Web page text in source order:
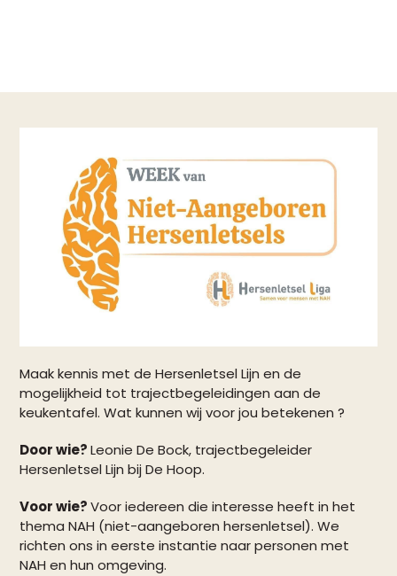
Maak kennis met de Hersenletsel Lijn en de
mogelijkheid tot trajectbegeleidingen aan de
keukentafel. Wat kunnen wij voor jou betekenen ?
Door wie?Leonie De Bock, trajectbegeleider
Hersenletsel Lijn bij De Hoop.
Voor wie?Voor iedereen die interesse heeft in het
thema NAH (niet-aangeboren hersenletsel). We
richten ons in eerste instantie naar personen met
NAH en hun omgeving.